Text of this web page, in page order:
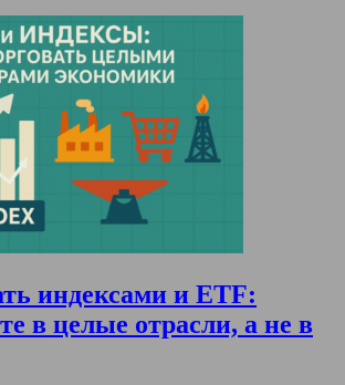
индексами и ETF:
в целые отрасли, а не в